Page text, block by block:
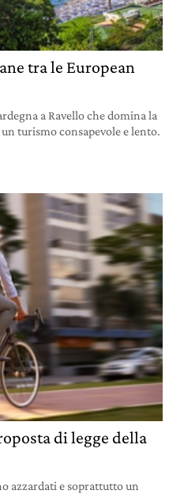
tra le European
a Ravello che domina la
turismo consapevole e lento.
di legge della
azzardati e soprattutto un